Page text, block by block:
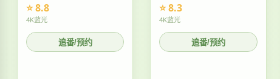
⭐ 8.8
4K蓝光
追番/预约
⭐ 8.3
4K蓝光
追番/预约